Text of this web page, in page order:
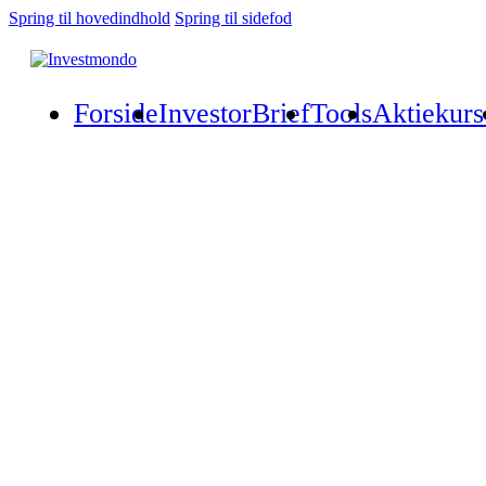
Spring til hovedindhold Spring til sidefod
ForsideInvestorBriefTools